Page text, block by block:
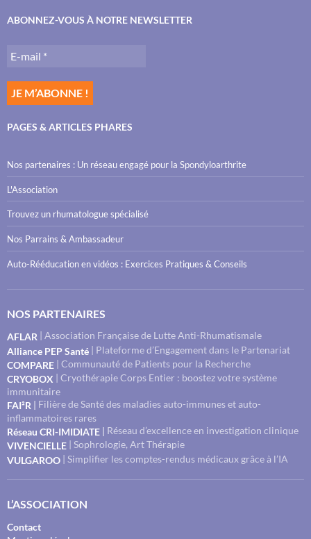
ABONNEZ-VOUS À NOTRE NEWSLETTER
PAGES & ARTICLES PHARES
Nos partenaires : Un réseau engagé pour la Spondyloarthrite
L'Association
Trouvez un rhumatologue spécialisé
Nos Parrains & Ambassadeur
Auto-Rééducation en vidéos : Exercices Pratiques & Conseils
NOS PARTENAIRES
AFLAR | Association Française de Lutte Anti-Rhumatismale
Alliance PEP Santé | Plateforme d’Engagement dans le Partenariat
COMPARE | Communauté de Patients pour la Recherche
CRYOBOX | Cryothérapie Corps Entier : boostez votre système
immunitaire
FAI²R | Filière de Santé des maladies auto-immunes et auto-
inflammatoires rares
Réseau CRI-IMIDIATE | Réseau d’excellence en investigation clinique
VIVENCIELLE | Sophrologie, Art Thérapie
VULGAROO | Simplifier les comptes-rendus médicaux grâce à l’IA
L’ASSOCIATION
Contact